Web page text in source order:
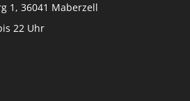
1, 36041 Maberzell
22 Uhr